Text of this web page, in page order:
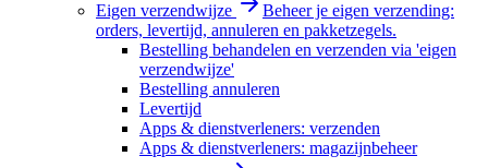
Eigen verzendwijze
Beheer je eigen verzending:
orders, levertijd, annuleren en pakketzegels.
Bestelling behandelen en verzenden via 'eigen
verzendwijze'
Bestelling annuleren
Levertijd
Apps & dienstverleners: verzenden
Apps & dienstverleners: magazijnbeheer